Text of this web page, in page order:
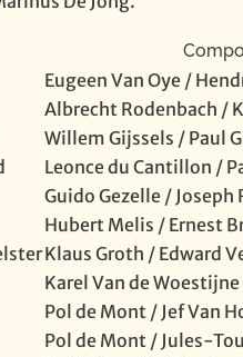
Eugeen Van Oye /
Albrecht Rodenbach /
Willem Gijssels / Paul
Leonce du Cantillon /
Guido Gezelle / Joseph
Hubert Melis / Ernest
Klaus Groth / Edward
Karel Van de
Pol de Mont / Jef Van
Pol de Mont / Jules-